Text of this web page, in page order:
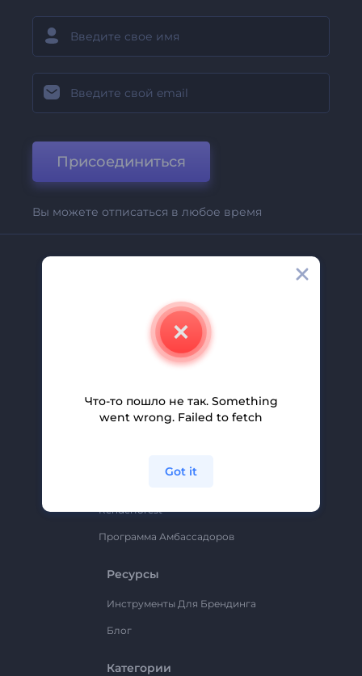
Присоединиться
Вы можете отписаться в любое время
Свяжитесь С Нами
Партнерская Программа
Renderforest
Программа Амбассадоров
Ресурсы
Инструменты Для Брендинга
Блог
Категории
Что-то пошло не так. Something
went wrong. Failed to fetch
Got it